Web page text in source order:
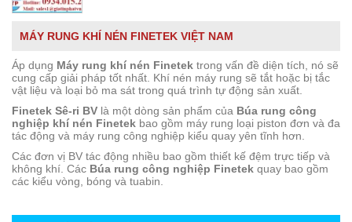
MÁY RUNG KHÍ NÉN FINETEK VIỆT NAM
Áp dụng Máy rung khí nén Finetek trong vấn đề diện tích, nó sẽ
cung cấp giải pháp tốt nhất. Khí nén máy rung sẽ tắt hoặc bị tắc
vật liệu và loại bỏ ma sát trong quá trình tự động sản xuất.
Finetek Sê-ri BV là một dòng sản phẩm của Búa rung công
nghiệp khí nén Finetek bao gồm máy rung loại piston đơn và đa
tác động và máy rung công nghiệp kiểu quay yên tĩnh hơn.
Các đơn vị BV tác động nhiều bao gồm thiết kế đệm trực tiếp và
không khí. Các Búa rung công nghiệp Finetek quay bao gồm
các kiểu vòng, bóng và tuabin.